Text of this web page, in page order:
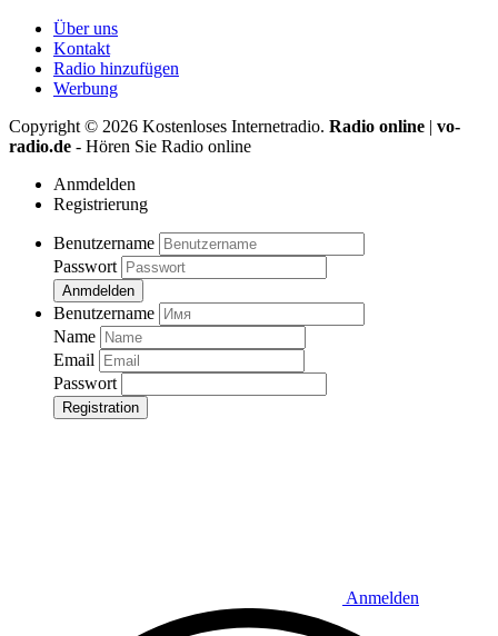
Über uns
Kontakt
Radio hinzufügen
Werbung
Copyright © 2026 Kostenloses Internetradio. Radio online | vo-
radio.de - Hören Sie Radio online
Anmdelden
Registrierung
Benutzername
Passwort
Anmdelden
Benutzername
Name
Email
Passwort
Registration
Anmelden